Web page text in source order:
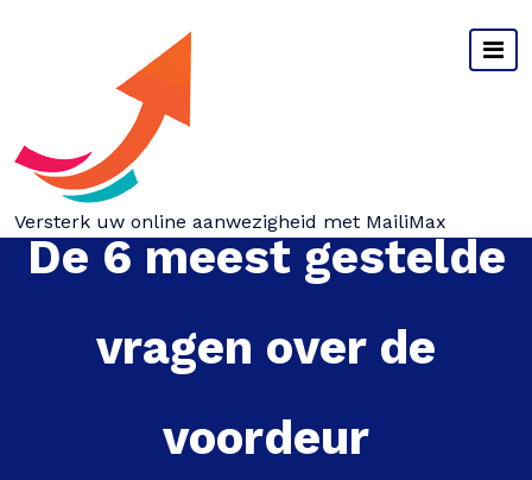
Versterk uw online aanwezigheid met MailiMax
De 6 meest gestelde
vragen over de
voordeur